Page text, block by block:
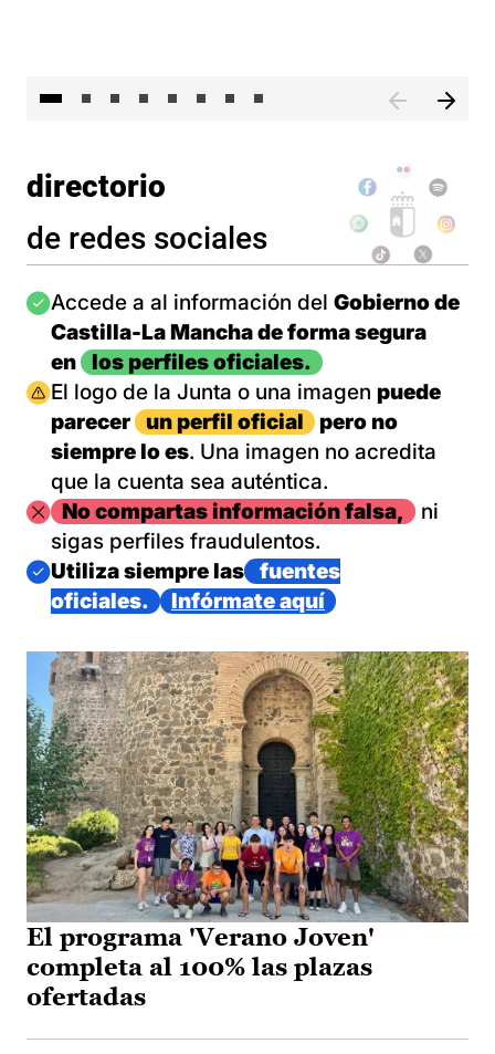
directorio
de redes sociales
Imagen
Accede a al información del Gobierno de
Castilla-La Mancha de forma segura
en
los perfiles oficiales.
Imagen
El logo de la Junta o una imagen puede
parecer
un perfil oficial
pero no
siempre lo es. Una imagen no acredita
que la cuenta sea auténtica.
ImagenNo compartas información falsa,
ni
sigas perfiles fraudulentos.
Imagen
Utiliza siempre las
fuentes
oficiales.
Infórmate aquí
El programa 'Verano Joven'
completa al 100% las plazas
ofertadas